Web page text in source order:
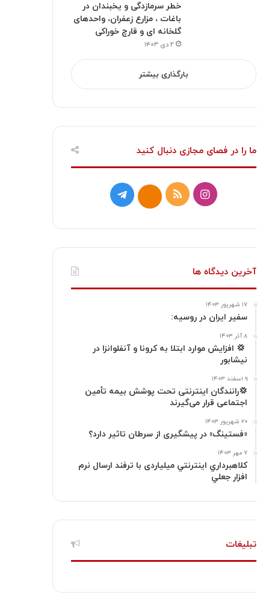
خطر سرمازدگی و یخبندان در
باغات ، مزارع زعفران، واحدهای
گلخانه ای و قارچ خوراکی
۲ دی ۱۴۰۳
بارگذاری بیشتر
ما را در فصای مجازی دنبال کنید
ا
س
ت
ا
م
خ
ک
ت
ا
آخرین دیدگاه ها
۱۷ شهریور ۱۴۰۳
سفیر ایران در روسیه:
۸ آذر ۱۴۰۳
‍ 💢 افزایش موارد ابتلا به کرونا و آنفلوانزا در
نیشابور
۹ اسفند ۱۴۰۳
💢رانندگان اینترنتی تحت پوشش بیمه تأمین
اجتماعی قرار می‌گیرند
۲۰ شهریور ۱۴۰۳
«فستینگ» در پیشگیری از سرطان تاثیر دارد؟
۷ مهر ۱۴۰۳
كلاهبرداري اينترنتي میلیاردی با ترفند ارسال نرم
افزار جعلي
تبلیغات